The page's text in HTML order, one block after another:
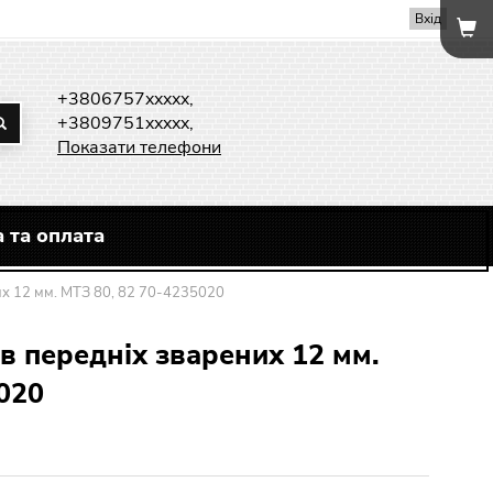
Вхід
+3806757xxxxx,
+3809751xxxxx,
Показати телефони
та оплата
12 мм. МТЗ 80, 82 70-4235020
передніх зварених 12 мм.